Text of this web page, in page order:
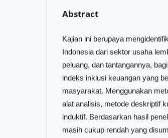
Abstract
Kajian ini berupaya
Indonesia dari sektor usaha
peluang, dan tantangannya,
indeks inklusi keuangan yang
masyarakat. Menggunakan
alat analisis, metode deskriptif
induktif. Berdasarkan hasil
masih cukup rendah yang